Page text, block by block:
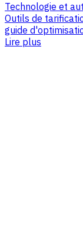
Technologie et
Outils de
guide
Lire plus